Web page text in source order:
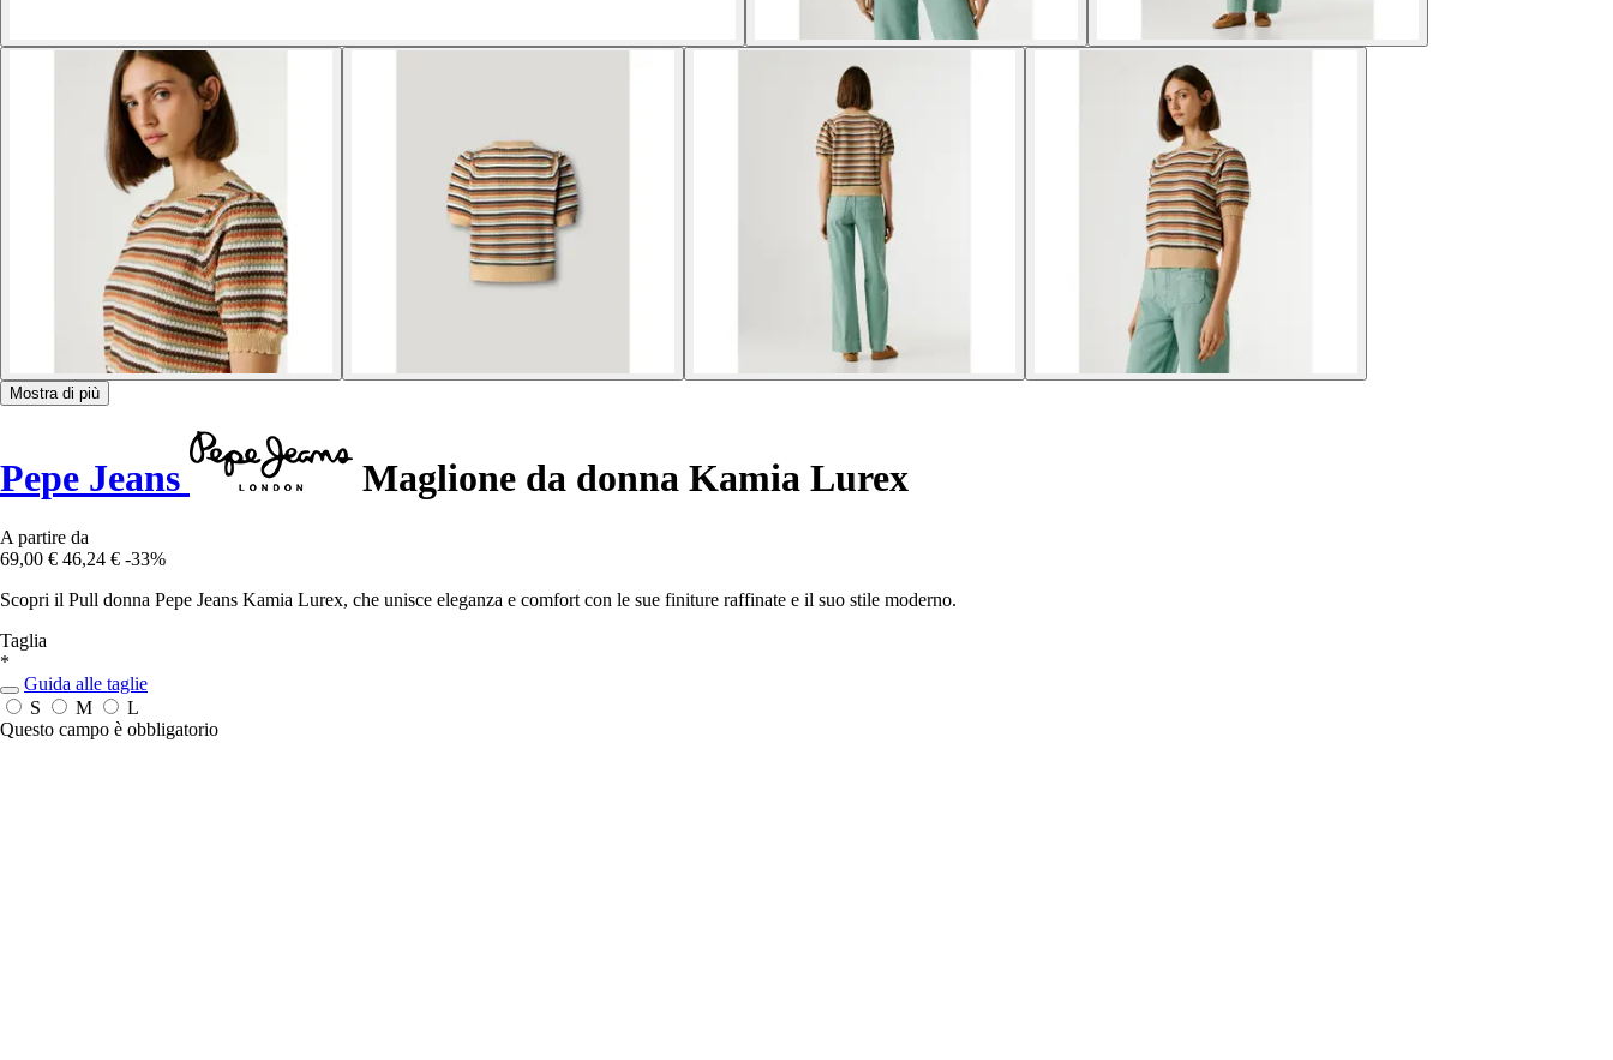
Mostra di più
Pepe Jeans Maglione da donna Kamia Lurex
A partire da
69,00 € 46,24 € -33%
Scopri il Pull donna Pepe Jeans Kamia Lurex, che unisce eleganza e comfort con le sue finiture raffinate e il suo stile moderno.
Taglia
*
Guida alle taglie
S
M
L
Questo campo è obbligatorio